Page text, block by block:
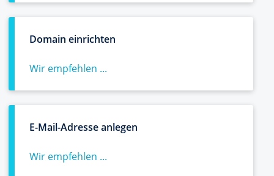
Domain einrichten
Wir empfehlen ...
E-Mail-Adresse anlegen
Wir empfehlen ...